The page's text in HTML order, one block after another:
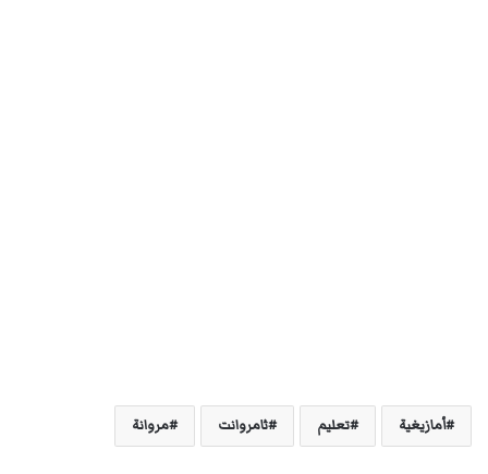
أمازيغية تعليم ثامروانت مروانة